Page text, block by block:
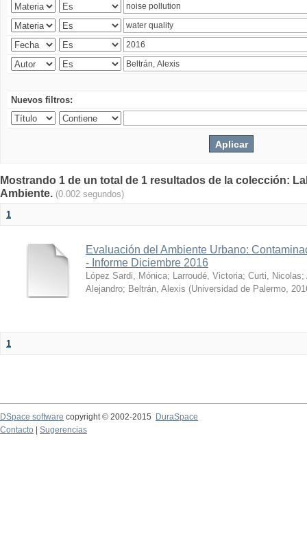
Nuevos filtros:
Mostrando 1 de un total de 1 resultados de la colección:
Ambiente. (0.002 segundos)
1
Evaluación del Ambiente Urbano:
- Informe Diciembre 2016
López Sardi, Mónica; Larroudé, Victoria; Curti, Nicolas;
Alejandro; Beltrán, Alexis (Universidad de Palermo,
1
DSpace software copyright © 2002-2015
DuraSpace
Contacto
Sugerencias